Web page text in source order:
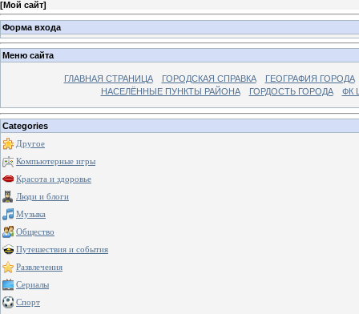
[Мой сайт]
Форма входа
Меню сайта
ГЛАВНАЯ СТРАНИЦА ГОРОДСКАЯ СПРАВКА
ГЕОГРАФИЯ ГОРОДА
НАСЕЛЁННЫЕ ПУНКТЫ РАЙОНА
ГОРДОСТЬ ГОРОДА ФК
Categories
Другое
Компьютерные игры
Красота и здоровье
Люди и блоги
Музыка
Общество
Путешествия и события
Развлечения
Сериалы
Спорт